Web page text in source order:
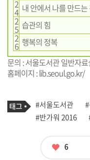
2
4 내 안에서 나를 만드는
2
5 습관의 힘
2
6 행복의 정복
문의 : 서울도서관 일반자
홈페이지 :lib.seoul.go.kr/
기
사
관
련
태
그
#서울도서관
#반가워 2016
좋
6